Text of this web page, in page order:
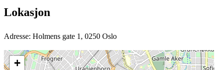
Lokasjon
Adresse: Holmens gate 1, 0250 Oslo
+